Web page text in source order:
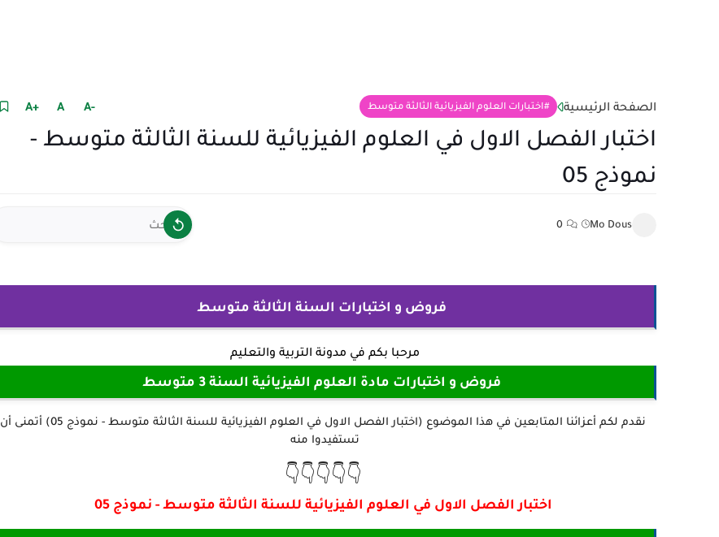
الصفحة الرئيسية اختبارات العلوم الفيزيائية الثالثة متوسط +A A -A
اختبار الفصل الاول في العلوم الفيزيائية للسنة الثالثة متوسط -
نموذج 05
Mo Dous
0
فروض و اختبارات السنة الثالثة متوسط
مرحبا بكم في مدونة التربية والتعليم
فروض و اختبارات مادة العلوم الفيزيائية السنة 3 متوسط
نقدم لكم أعزائنا المتابعين في هذا الموضوع (اختبار الفصل الاول في العلوم الفيزيائية للسنة الثالثة متوسط - نموذج 05) أتمنى أن
تستفيدوا منه
👇👇👇👇👇
اختبار الفصل الاول في العلوم الفيزيائية للسنة الثالثة متوسط - نموذج 05